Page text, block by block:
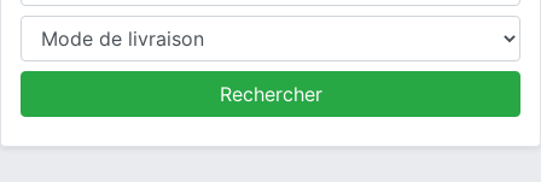
Rechercher